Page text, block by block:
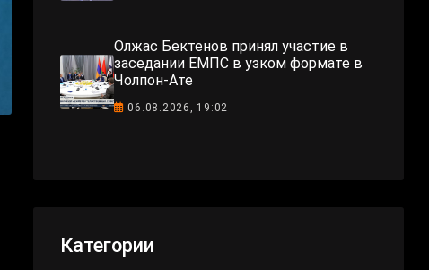
Олжас Бектенов принял участие в
заседании ЕМПС в узком формате в
Чолпон-Ате
06.08.2026, 19:02
Категории